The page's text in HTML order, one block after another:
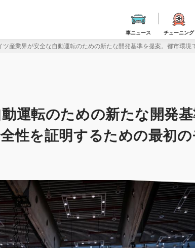
車ニュース チューニング
ツ産業界が安全な自動運転のための新たな開発基準を提案。都市環
運転のための新たな開発
性を証明するための最初